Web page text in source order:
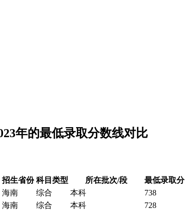
年的最低录取分数线对比
招生省份 科目类型 所在批次/段 最低录取分
海南 综合 本科 738
海南 综合 本科 728